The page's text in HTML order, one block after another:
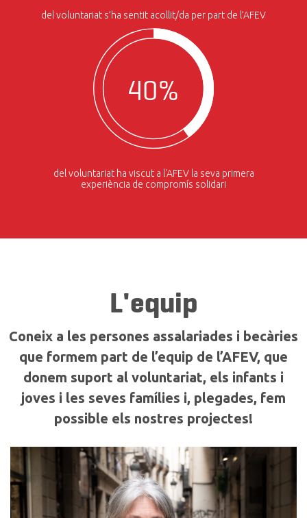
del voluntariat s’ha sentit acollit/da per part de l’AFEV
40%
del voluntariat ha viscut a l'AFEV la seva primera
experiència de compromís solidari
L'equip
Coneix a les persones assalariades i becàries
que formem part de l’equip de l’AFEV, que
donem suport al voluntariat, els infants i
joves i les seves famílies i, plegades, fem
possible els nostres projectes!